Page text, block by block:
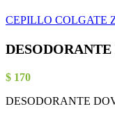
CEPILLO COLGATE
$ 170
DESODORANTE